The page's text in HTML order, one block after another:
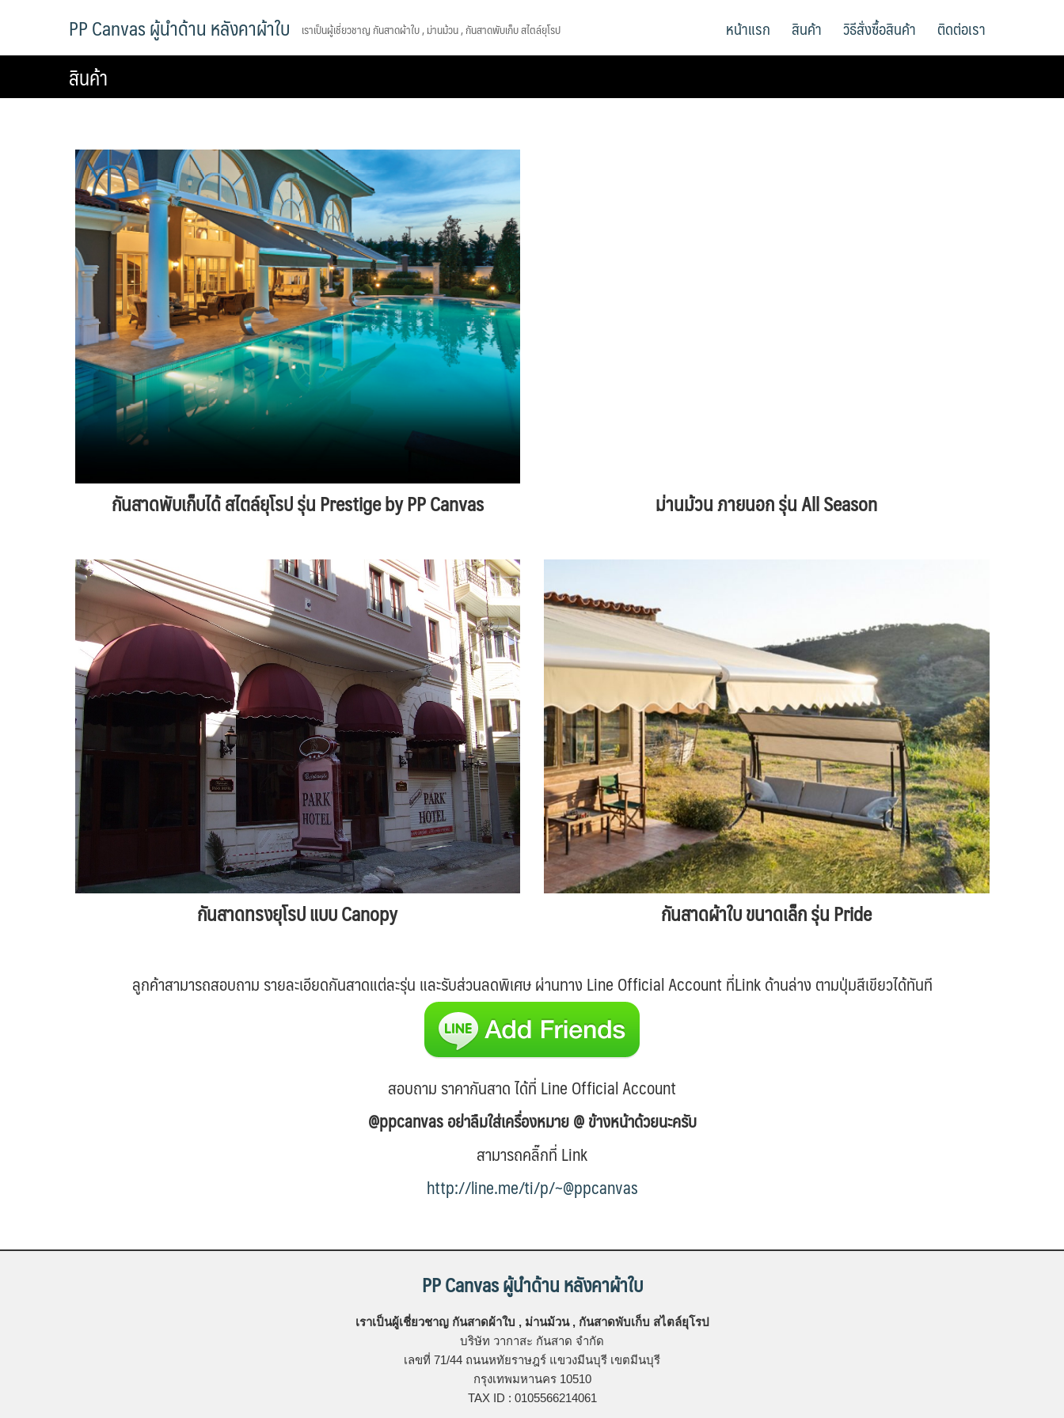
PP Canvas ผู้นำด้าน หลังคาผ้าใบ เราเป็นผู้เชี่ยวชาญ กันสาดผ้าใบ , ม่านม้วน , กันสาดพับเก็บ สไตล์ยุโรป หน้าแรก สินค้า วิธีสั่งซื้อสินค้า ติดต่อเรา
สินค้า
กันสาดพับเก็บได้ สไตล์ยุโรป รุ่น Prestige by PP Canvas ม่านม้วน ภายนอก รุ่น All Season
กันสาดทรงยุโรป แบบ Canopy กันสาดผ้าใบ ขนาดเล็ก รุ่น Pride
ลูกค้าสามารถสอบถาม รายละเอียดกันสาดแต่ละรุ่น และรับส่วนลดพิเศษ ผ่านทาง Line Official Account ที่Link ด้านล่าง ตามปุ่มสีเขียวได้ทันที
สอบถาม ราคากันสาด ได้ที่ Line Official Account
@ppcanvas อย่าลืมใส่เครื่องหมาย @ ข้างหน้าด้วยนะครับ
สามารถคลิ๊กที่ Link
http://line.me/ti/p/~@ppcanvas
PP Canvas ผู้นำด้าน หลังคาผ้าใบ
เราเป็นผู้เชี่ยวชาญ กันสาดผ้าใบ , ม่านม้วน , กันสาดพับเก็บ สไตล์ยุโรป
บริษัท วากาสะ กันสาด จํากัด
เลขที่ 71/44 ถนนหทัยราษฎร์ แขวงมีนบุรี เขตมีนบุรี
กรุงเทพมหานคร 10510
TAX ID : 0105566214061